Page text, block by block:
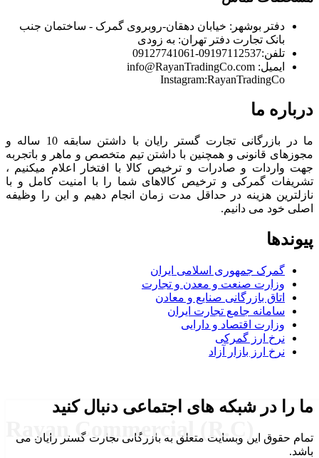
Rayan Commercial (R.C)
دفتر بوشهر: خیابان دهقان-روبروی گمرک - ساختمان جنب
بانک تجارت دفتر تهران: به زودی
تلفن:09197112537-09127741061
ایمیل: info@RayanTradingCo.com
Instagram:RayanTradingCo
درباره ما
ما در بازرگانی تجارت گستر رایان با داشتن سابقه 10 ساله و
مجوزهای قانونی و همچنین با داشتن تیم متخصص و ماهر و باتجربه
جهت واردات و صادرات و ترخیص کالا با افتخار اعلام میکنیم ،
تشریفات گمرکی و ترخیص کالاهای شما را با امنیت کامل و با
نازلترین هزینه در حداقل مدت زمان انجام دهیم و این را وظیفه
اصلی خود می دانیم.
پیوندها
گمرک جمهوری اسلامی ایران
وزارت صنعت و معدن و تجارت
اتاق بازرگانی صنایع و معادن
سامانه جامع تجارت ایران
وزارت اقتصاد و دارایی
نرخ ارز گمرکی
نرخ ارز بازار آزاد
ما را در شبکه های اجتماعی دنبال کنید
تمام حقوق این وبسایت متعلق به بازرگانی تجارت گستر رایان می
باشد.